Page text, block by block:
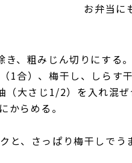
お弁当に
、粗みじん切りにする。
1合）、梅干し、しらす
大さじ1/2）を入れ混ぜ
からめる。
と、さっぱり梅干しでう